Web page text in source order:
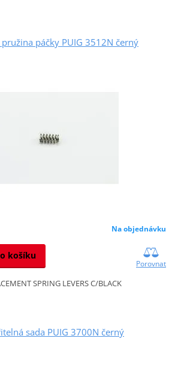
páčky PUIG 3512N černý
Na objednávku
košíku
Porovnat
SPRING LEVERS C/BLACK
sada PUIG 3700N černý